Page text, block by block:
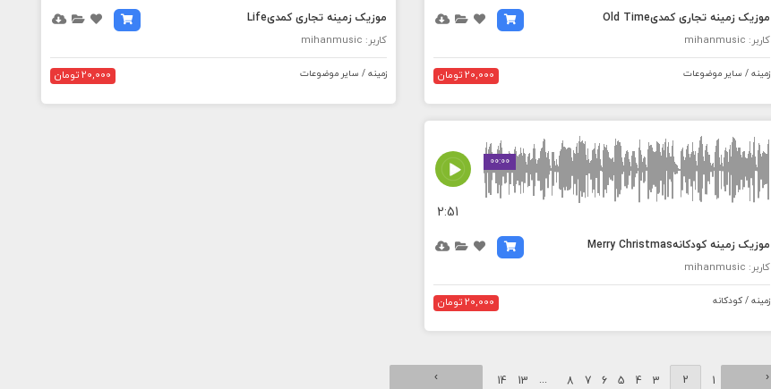
موزیک زمینه تجاری کمدیOld Time
کاربر: mihanmusic
زمینه / سایر موضوعات 20,000 تومان
موزیک زمینه تجاری کمدیLife
کاربر: mihanmusic
زمینه / سایر موضوعات 20,000 تومان
00:00
MEDIA_ELEMENT_ERROR: Empty src attribute
2:51
موزیک زمینه کودکانهMerry Christmas
کاربر: mihanmusic
زمینه / کودکانه 20,000 تومان
‹
1
2
3
4
5
6
7
8
...
13
14
›